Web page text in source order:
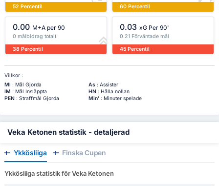
52 Percentil
60 Percentil
0.00 M+A per 90
0 målbidrag totalt
38 Percentil
0.03 xG Per 90'
0.21 Förväntade mål
45 Percentil
Villkor :
Ml : Mål Gjorda As: Assister
IM : Mål Insläppta HN: Hålla nollan
PEN: Straffmål Gjorda Min': Minuter spelade
Veka Ketonen statistik - detaljerad
Ykkösliiga Finska Cupen
Ykkösliiga statistik för Veka Ketonen